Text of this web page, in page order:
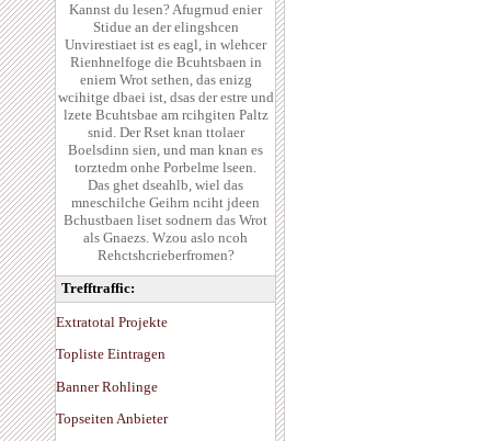
Kannst du lesen? Afugrnud enier
Stidue an der elingshcen
Unvirestiaet ist es eagl, in wlehcer
Rienhnelfoge die Bcuhtsbaen in
eniem Wrot sethen, das enizg
wcihitge dbaei ist, dsas der estre und
lzete Bcuhtsbae am rcihgiten Paltz
snid. Der Rset knan ttolaer
Boelsdinn sien, und man knan es
torztedm onhe Porbelme lseen.
Das ghet dseahlb, wiel das
mneschilche Geihrn nciht jdeen
Bchustbaen liset sodnern das Wrot
als Gnaezs. Wzou aslo ncoh
Rehctshcrieberfromen?
Trefftraffic:
Extratotal Projekte
Topliste Eintragen
Banner Rohlinge
Topseiten Anbieter